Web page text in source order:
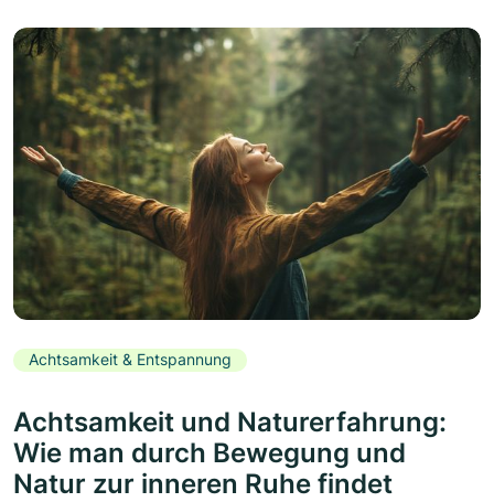
Achtsamkeit & Entspannung
Achtsamkeit und Naturerfahrung:
Wie man durch Bewegung und
Natur zur inneren Ruhe findet